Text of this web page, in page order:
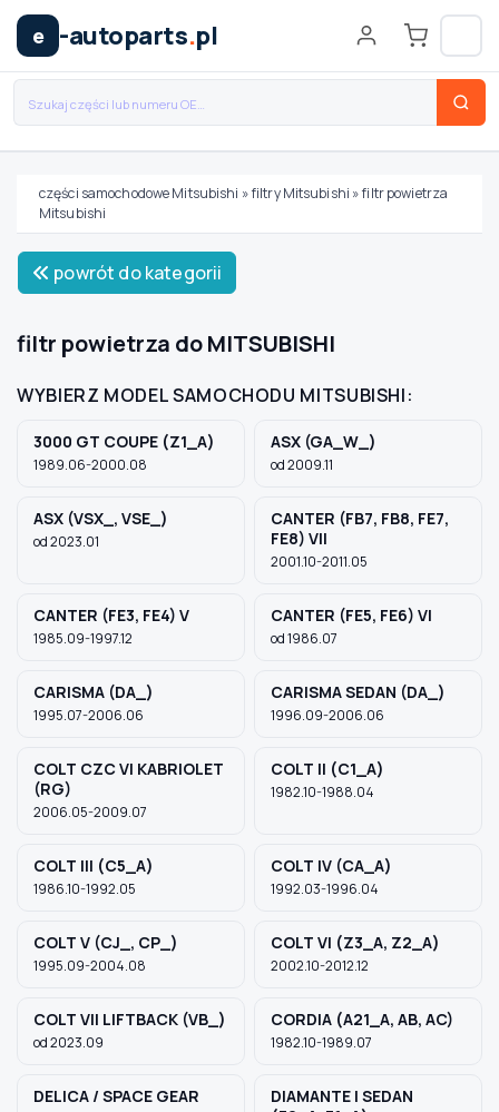
e -autoparts.pl
Wybierz swój pojazd
MARKA
TYP / SILNIK
Szukaj pasujących części
Anuluj
części samochodowe Mitsubishi »filtry Mitsubishi »filtr powietrza
Mitsubishi
powrót do kategorii
filtr powietrza do MITSUBISHI
WYBIERZ MODEL SAMOCHODU MITSUBISHI:
3000 GT COUPE (Z1_A)
1989.06-2000.08
ASX (GA_W_)
od 2009.11
ASX (VSX_, VSE_)
od 2023.01
CANTER (FB7, FB8, FE7,
FE8) VII
2001.10-2011.05
CANTER (FE3, FE4) V
1985.09-1997.12
CANTER (FE5, FE6) VI
od 1986.07
CARISMA (DA_)
1995.07-2006.06
CARISMA SEDAN (DA_)
1996.09-2006.06
COLT CZC VI KABRIOLET
(RG)
2006.05-2009.07
COLT II (C1_A)
1982.10-1988.04
COLT III (C5_A)
1986.10-1992.05
COLT IV (CA_A)
1992.03-1996.04
COLT V (CJ_, CP_)
1995.09-2004.08
COLT VI (Z3_A, Z2_A)
2002.10-2012.12
COLT VII LIFTBACK (VB_)
od 2023.09
CORDIA (A21_A, AB, AC)
1982.10-1989.07
DELICA / SPACE GEAR
DIAMANTE I SEDAN